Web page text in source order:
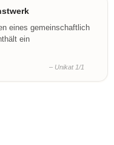
eines gemeinschaftlich
ein
– Unikat 1/1